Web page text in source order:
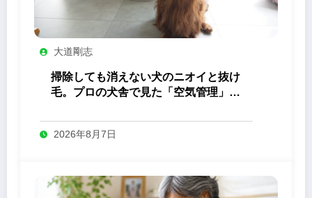
大道剛志
掃除しても消えない犬のニオイと抜け
毛。プロの犬舎で見た「空気管理」の
2026年8月7日